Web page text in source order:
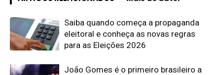
Saiba quando começa a propaganda
eleitoral e conheça as novas regras
para as Eleições 2026
João Gomes é o primeiro brasileiro a